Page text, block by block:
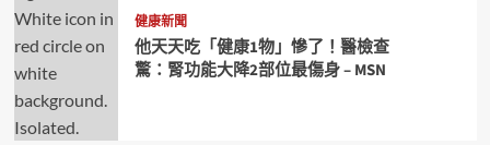
健康新聞
他天天吃「健康1物」慘了！醫檢查
驚：腎功能大降2部位最傷身 – MSN